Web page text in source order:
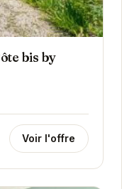
bis by
Voir l'offre